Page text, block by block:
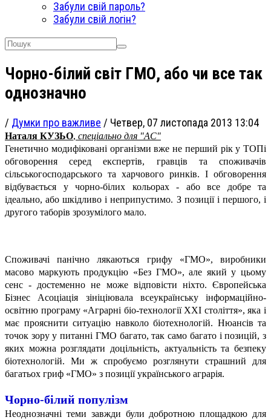
Забули свій пароль?
Забули свій логін?
Чорно-білий світ ГМО, або чи все так
однозначно
/ Думки про важливе / Четвер, 07 листопада 2013 13:04
Наталя КУЗЬО, спеціально для "АС"
Генетично модифіковані організми вже не перший рік у ТОПі
обговорення серед експертів, гравців та споживачів
сільськогосподарського та харчового ринків. І обговорення
відбувається у чорно-білих кольорах - або все добре та
ідеально, або шкідливо і неприпустимо. З позиції і першого, і
другого таборів зрозумілого мало.
Споживачі панічно лякаються грифу «ГМО», виробники
масово маркують продукцію «Без ГМО», але який у цьому
сенс - достеменно не може відповісти ніхто. Європейська
Бізнес Асоціація зініціювала всеукраїнську інформаційно-
освітню програму «Аграрні біо-технології ХХІ століття», яка і
має прояснити ситуацію навколо біотехнологій. Нюансів та
точок зору у питанні ГМО багато, так само багато і позицій, з
яких можна розглядати доцільність, актуальність та безпеку
біотехнологій. Ми ж спробуємо розглянути страшний для
багатьох гриф «ГМО» з позиції українського аграрія.
Чорно-білий популізм
Неоднозначні теми завжди були добротною площадкою для